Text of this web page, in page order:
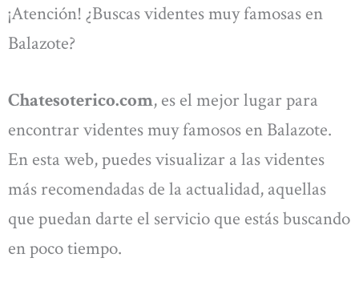
¡Atención! ¿Buscas videntes muy famosas en
Balazote?
Chatesoterico.com, es el mejor lugar para
encontrar videntes muy famosos en Balazote.
En esta web, puedes visualizar a las videntes
más recomendadas de la actualidad, aquellas
que puedan darte el servicio que estás buscando
en poco tiempo.